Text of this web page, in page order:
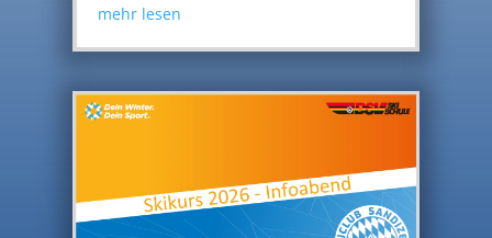
mehr lesen